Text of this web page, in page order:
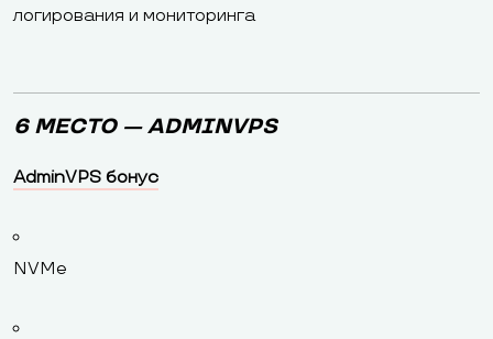
логирования и мониторинга
6 МЕСТО — ADMINVPS
AdminVPS бонус
NVMe